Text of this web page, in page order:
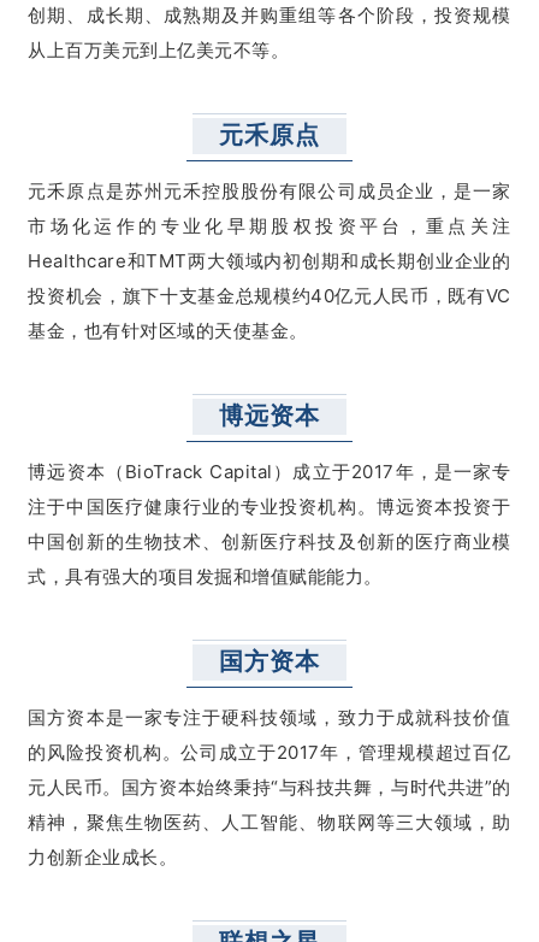
创期、成长期、成熟期及并购重组等各个阶段，投资规模
从上百万美元到上亿美元不等。
元禾原点
元禾原点是苏州元禾控股股份有限公司成员企业，是一家
市场化运作的专业化早期股权投资平台，重点关注
Healthcare和TMT两大领域内初创期和成长期创业企业的
投资机会，旗下十支基金总规模约40亿元人民币，既有VC
基金，也有针对区域的天使基金。
博远资本
博远资本（BioTrack Capital）成立于2017年，是一家专
注于中国医疗健康行业的专业投资机构。博远资本投资于
中国创新的生物技术、创新医疗科技及创新的医疗商业模
式，具有强大的项目发掘和增值赋能能力。
国方资本
国方资本是一家专注于硬科技领域，致力于成就科技价值
的风险投资机构。公司成立于2017年，管理规模超过百亿
元人民币。国方资本始终秉持“与科技共舞，与时代共进”的
精神，聚焦生物医药、人工智能、物联网等三大领域，助
力创新企业成长。